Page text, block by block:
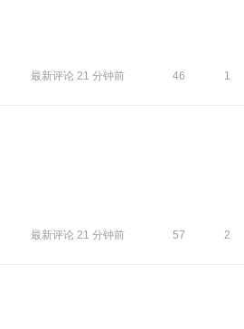
最新评论 21 分钟前 46 1
最新评论 21 分钟前 57 2